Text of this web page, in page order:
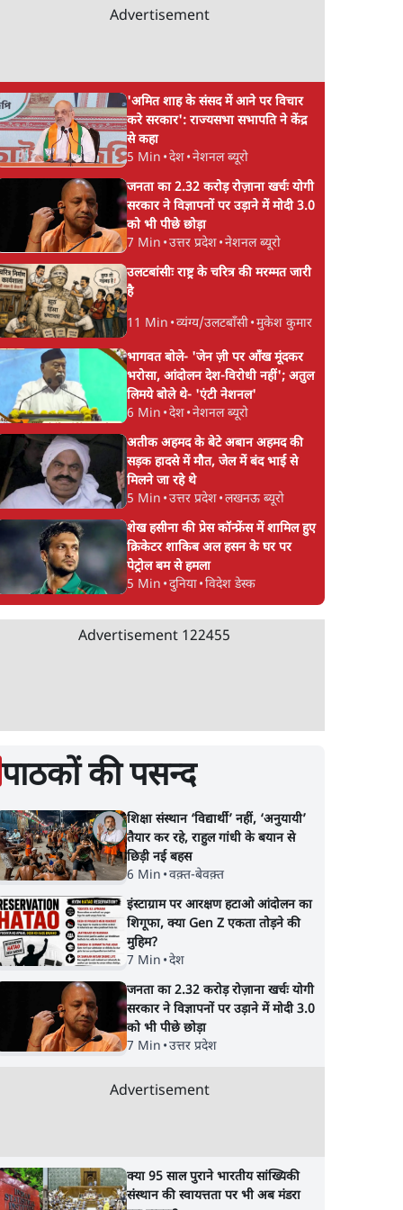
Advertisement
'अमित शाह के संसद में आने पर विचार
करे सरकार': राज्यसभा सभापति ने केंद्र
से कहा
5 Min •देश•नेशनल ब्यूरो
जनता का 2.32 करोड़ रोज़ाना खर्चः योगी
सरकार ने विज्ञापनों पर उड़ाने में मोदी 3.0
को भी पीछे छोड़ा
7 Min •उत्तर प्रदेश•नेशनल ब्यूरो
उलटबांसीः राष्ट्र के चरित्र की मरम्मत जारी
है
11 Min •व्यंग्य/उलटबाँसी•मुकेश कुमार
भागवत बोले- 'जेन ज़ी पर आँख मूंदकर
भरोसा, आंदोलन देश-विरोधी नहीं'; अतुल
लिमये बोले थे- 'एंटी नेशनल'
6 Min •देश•नेशनल ब्यूरो
अतीक अहमद के बेटे अबान अहमद की
सड़क हादसे में मौत, जेल में बंद भाई से
मिलने जा रहे थे
5 Min •उत्तर प्रदेश•लखनऊ ब्यूरो
शेख हसीना की प्रेस कॉन्फ्रेंस में शामिल हुए
क्रिकेटर शाकिब अल हसन के घर पर
पेट्रोल बम से हमला
5 Min •दुनिया•विदेश डेस्क
Advertisement 122455
पाठकों की पसन्द
शिक्षा संस्थान ‘विद्यार्थी’ नहीं, ‘अनुयायी’
तैयार कर रहे, राहुल गांधी के बयान से
छिड़ी नई बहस
6 Min •वक़्त-बेवक़्त
इंस्टाग्राम पर आरक्षण हटाओ आंदोलन का
शिगूफा, क्या Gen Z एकता तोड़ने की
मुहिम?
7 Min •देश
जनता का 2.32 करोड़ रोज़ाना खर्चः योगी
सरकार ने विज्ञापनों पर उड़ाने में मोदी 3.0
को भी पीछे छोड़ा
7 Min •उत्तर प्रदेश
Advertisement
क्या 95 साल पुराने भारतीय सांख्यिकी
संस्थान की स्वायत्तता पर भी अब मंडरा